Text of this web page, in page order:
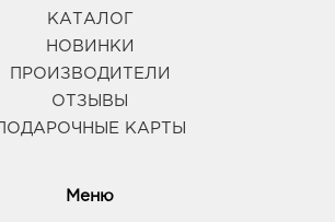
КАТАЛОГ
НОВИНКИ
ПРОИЗВОДИТЕЛИ
ОТЗЫВЫ
ПОДАРОЧНЫЕ КАРТЫ
Меню